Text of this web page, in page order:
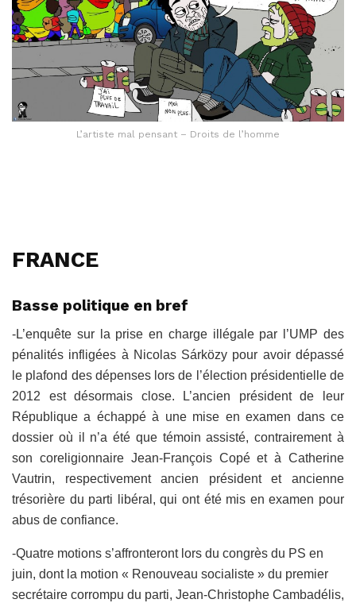
L’artiste mal pensant – Droits de l’homme
FRANCE
Basse politique en bref
-L’enquête sur la prise en charge illégale par l’UMP des
pénalités infligées à Nicolas Sárközy pour avoir dépassé
le plafond des dépenses lors de l’élection présidentielle de
2012 est désormais close. L’ancien président de leur
République a échappé à une mise en examen dans ce
dossier où il n’a été que témoin assisté, contrairement à
son coreligionnaire Jean-François Copé et à Catherine
Vautrin, respectivement ancien président et ancienne
trésorière du parti libéral, qui ont été mis en examen pour
abus de confiance.
-Quatre motions s’affronteront lors du congrès du PS en
juin, dont la motion « Renouveau socialiste » du premier
secrétaire corrompu du parti, Jean-Christophe Cambadélis,